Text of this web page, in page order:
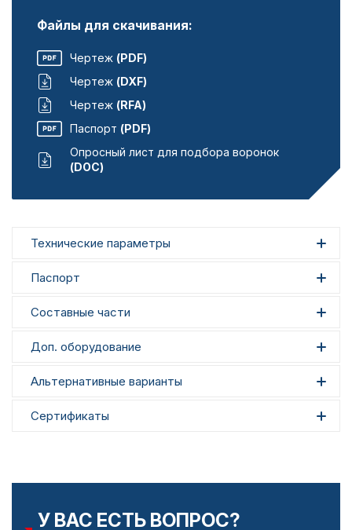
Файлы для скачивания:
Чертеж (PDF)
Чертеж (DXF)
Чертеж (RFA)
Паспорт (PDF)
Опросный лист для подбора воронок
(DOC)
Технические параметры
Паспорт
Составные части
Доп. оборудование
Альтернативные варианты
Сертификаты
У ВАС ЕСТЬ ВОПРОС?